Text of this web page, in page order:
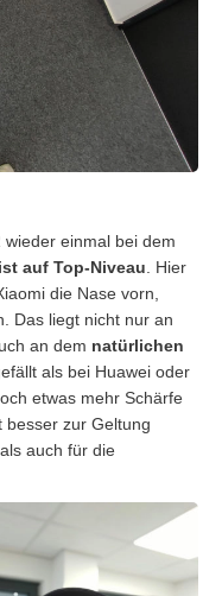
einmal bei dem
auf Top-Niveau . Hier
die Nase vorn,
Das liegt nicht nur an
an dem natürlichen
als bei Huawei oder
etwas mehr Schärfe
besser zur Geltung
auch für die